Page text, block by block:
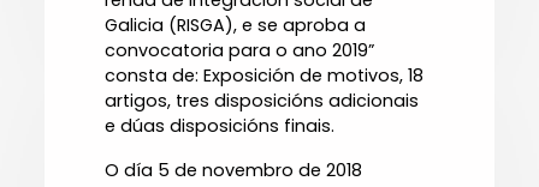
Galicia (RISGA), e se aproba a
convocatoria para o ano 2019”
consta de: Exposición de motivos, 18
artigos, tres disposicións adicionais
e dúas disposicións finais.
O día 5 de novembro de 2018